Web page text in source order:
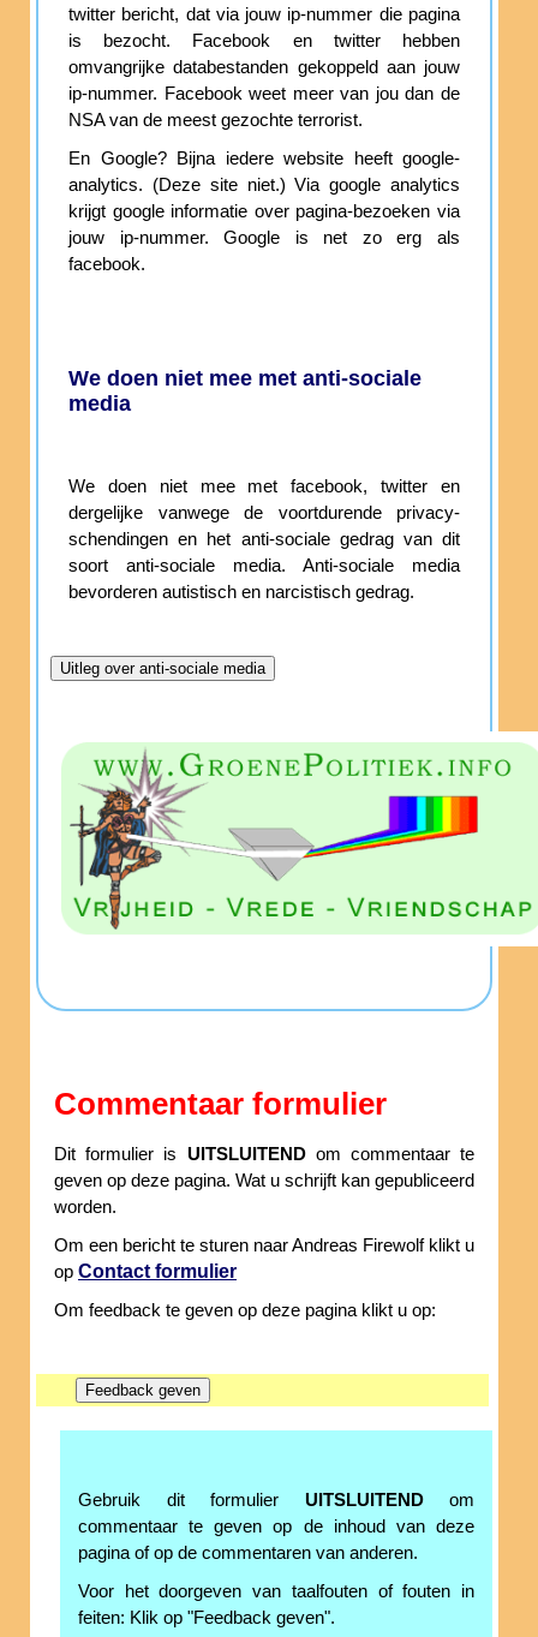
twitter bericht, dat via jouw ip-nummer die pagina
is bezocht. Facebook en twitter hebben
omvangrijke databestanden gekoppeld aan jouw
ip-nummer. Facebook weet meer van jou dan de
NSA van de meest gezochte terrorist.
En Google? Bijna iedere website heeft google-
analytics. (Deze site niet.) Via google analytics
krijgt google informatie over pagina-bezoeken via
jouw ip-nummer. Google is net zo erg als
facebook.
We doen niet mee met anti-sociale
media
We doen niet mee met facebook, twitter en
dergelijke vanwege de voortdurende privacy-
schendingen en het anti-sociale gedrag van dit
soort anti-sociale media. Anti-sociale media
bevorderen autistisch en narcistisch gedrag.
Commentaar formulier
Dit formulier is UITSLUITENDom commentaar te
geven op deze pagina. Wat u schrijft kan gepubliceerd
worden.
Om een bericht te sturen naar Andreas Firewolf klikt u
op Contact formulier
Om feedback te geven op deze pagina klikt u op:
Gebruik dit formulier UITSLUITENDom
commentaar te geven op de inhoud van deze
pagina of op de commentaren van anderen.
Voor het doorgeven van taalfouten of fouten in
feiten: Klik op "Feedback geven".